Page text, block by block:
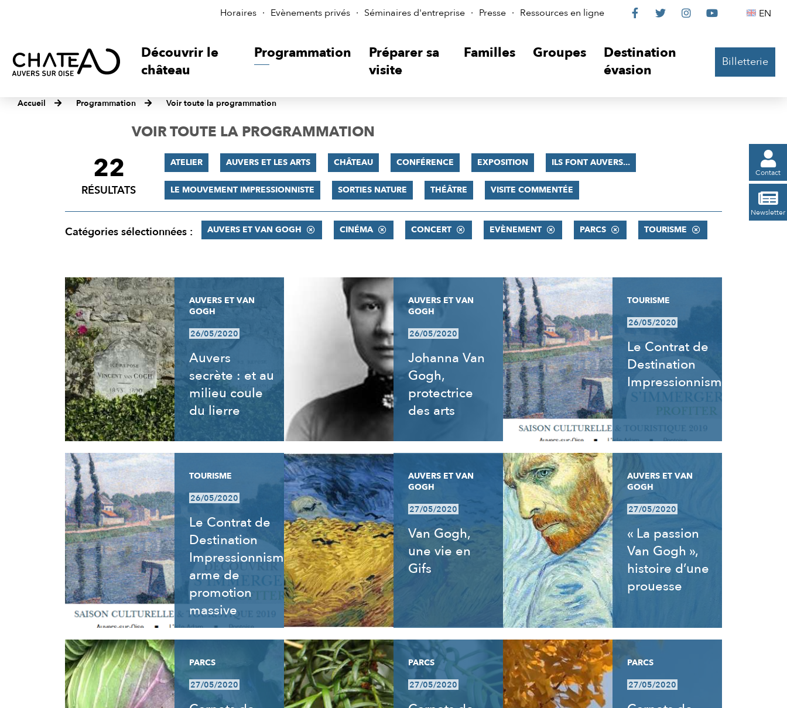
Horaires Evènements privés Séminaires d'entreprise Presse Ressources en ligne
Le
sur

Le

Le

Le
 EN
Découvrir le
château
Programmation
Préparer sa
visite
Familles Groupes
Destination
évasion
Billetterie
Accueil Programmation Voir toute la programmation

Contact

Newsletter
VOIR TOUTE LA PROGRAMMATION
FILTRER
RÉSULTATS
22
RÉSULTATS
ATELIER AUVERS ET LES ARTS CHÂTEAU CONFÉRENCE EXPOSITION ILS FONT AUVERS...
LE MOUVEMENT IMPRESSIONNISTE SORTIES NATURE THÉÂTRE VISITE COMMENTÉE
Catégories sélectionnées : AUVERS ET VAN GOGH CINÉMA CONCERT EVÈNEMENT PARCS TOURISME
RÉSULTATS
AUVERS ET VAN
GOGH
26/05/2020
Auvers
secrète : et au
milieu coule
du lierre
AUVERS ET VAN
GOGH
26/05/2020
Johanna Van
Gogh,
protectrice
des arts
TOURISME
26/05/2020
Le Contrat de
Destination
Impressionnisme
TOURISME
26/05/2020
Le Contrat de
Destination
Impressionnisme,
arme de
promotion
massive
AUVERS ET VAN
GOGH
27/05/2020
Van Gogh,
une vie en
Gifs
AUVERS ET VAN
GOGH
27/05/2020
« La passion
Van Gogh »,
histoire d’une
prouesse
PARCS
27/05/2020
PARCS
27/05/2020
PARCS
27/05/2020